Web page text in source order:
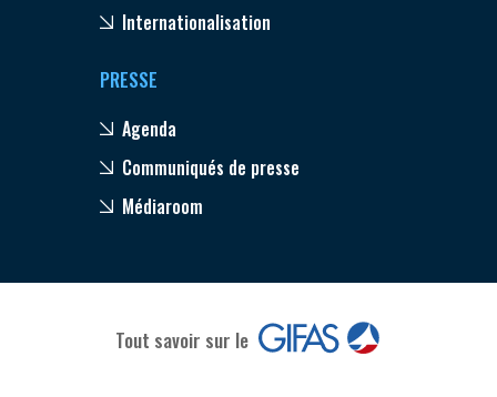
Internationalisation
PRESSE
Agenda
Communiqués de presse
Médiaroom
Tout savoir sur le